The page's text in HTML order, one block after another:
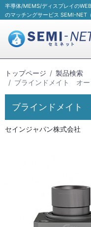
半導体/MEMS/ディスプレイの
のマッチングサービス SEMI-NET
トップページ
製品検索
ブラインドメイト オー
ブラインドメイト
セインジャパン株式会社